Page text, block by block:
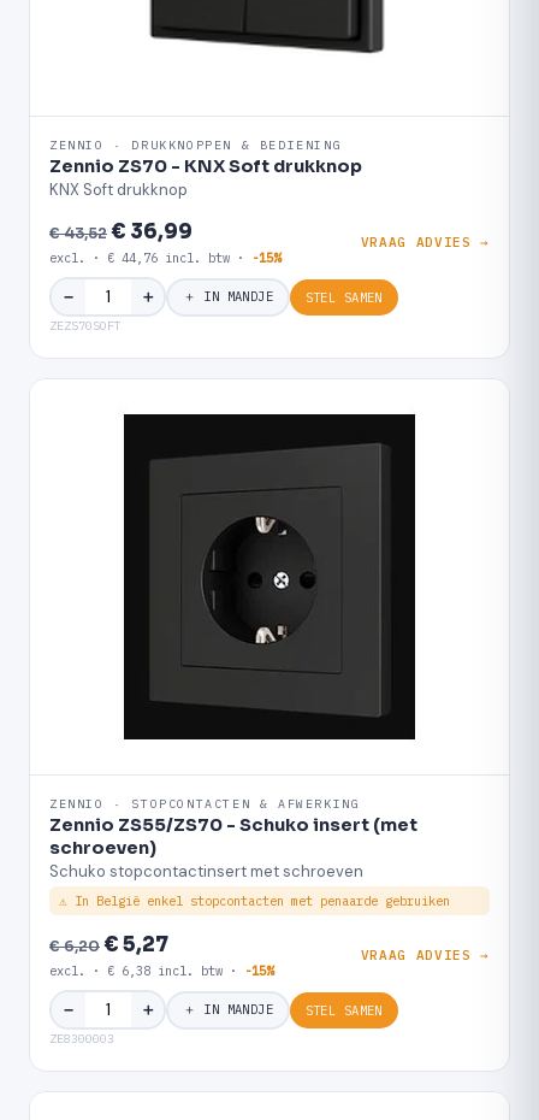
ZENNIO · DRUKKNOPPEN & BEDIENING
Zennio ZS70 - KNX Soft drukknop
KNX Soft drukknop
€ 43,52€ 36,99
excl. · € 44,76 incl. btw · -15%
VRAAG ADVIES →
− ＋ ＋ IN MANDJE STEL SAMEN
ZEZS70SOFT
ZENNIO · STOPCONTACTEN & AFWERKING
Zennio ZS55/ZS70 - Schuko insert (met
schroeven)
Schuko stopcontactinsert met schroeven
⚠ In België enkel stopcontacten met penaarde gebruiken
€ 6,20€ 5,27
excl. · € 6,38 incl. btw · -15%
VRAAG ADVIES →
− ＋ ＋ IN MANDJE STEL SAMEN
ZE8300003